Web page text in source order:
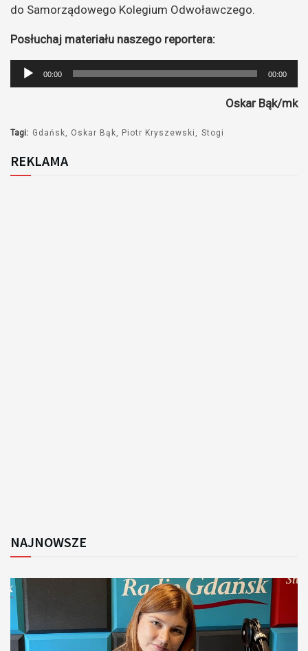
do Samorządowego Kolegium Odwoławczego.
Posłuchaj materiału naszego reportera:
Odtwarzacz
plików
00:00 00:00
Oskar Bąk/mk
Tagi: Gdańsk Oskar Bąk Piotr Kryszewski Stogi
REKLAMA
NAJNOWSZE